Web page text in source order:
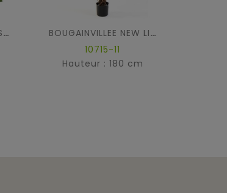
ROSIER ROYAL PALISSADE LARGE BOUGAINVILLEE NEW LIANES
10715-11
Hauteur : 180 cm